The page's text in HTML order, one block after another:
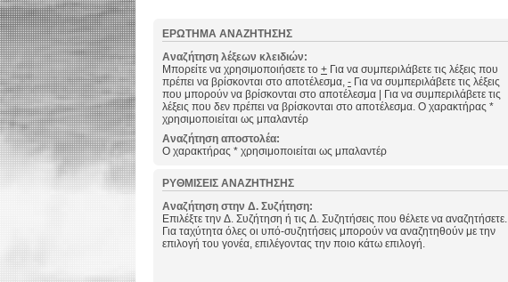
ΕΡΏΤΗΜΑ ΑΝΑΖΉΤΗΣΗΣ
Αναζήτηση λέξεων κλειδιών:
Μπορείτε να χρησιμοποιήσετε το + Για να συμπεριλάβετε τις λέξεις που
πρέπει να βρίσκονται στο αποτέλεσμα, - Για να συμπεριλάβετε τις λέξεις
που μπορούν να βρίσκονται στο αποτέλεσμα | Για να συμπεριλάβετε τις
λέξεις που δεν πρέπει να βρίσκονται στο αποτέλεσμα. Ο χαρακτήρας *
χρησιμοποιείται ως μπαλαντέρ
Αναζήτηση αποστολέα:
Ο χαρακτήρας * χρησιμοποιείται ως μπαλαντέρ
ΡΥΘΜΊΣΕΙΣ ΑΝΑΖΉΤΗΣΗΣ
Αναζήτηση στην Δ. Συζήτηση:
Επιλέξτε την Δ. Συζήτηση ή τις Δ. Συζητήσεις που θέλετε να αναζητήσετε.
Για ταχύτητα όλες οι υπό-συζητήσεις μπορούν να αναζητηθούν με την
επιλογή του γονέα, επιλέγοντας την ποιο κάτω επιλογή.